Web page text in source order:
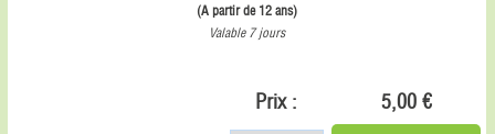
(A partir de 12 ans)
Valable 7 jours
Prix : 5,00 €